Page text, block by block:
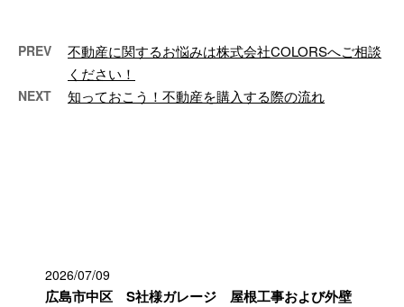
PREV
不動産に関するお悩みは株式会社COLORSへご相談
ください！
NEXT 知っておこう！不動産を購入する際の流れ
2026/07/09
広島市中区 S社様ガレージ 屋根工事および外壁